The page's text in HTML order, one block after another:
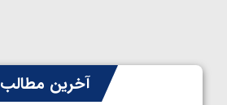
آخرین مطالب